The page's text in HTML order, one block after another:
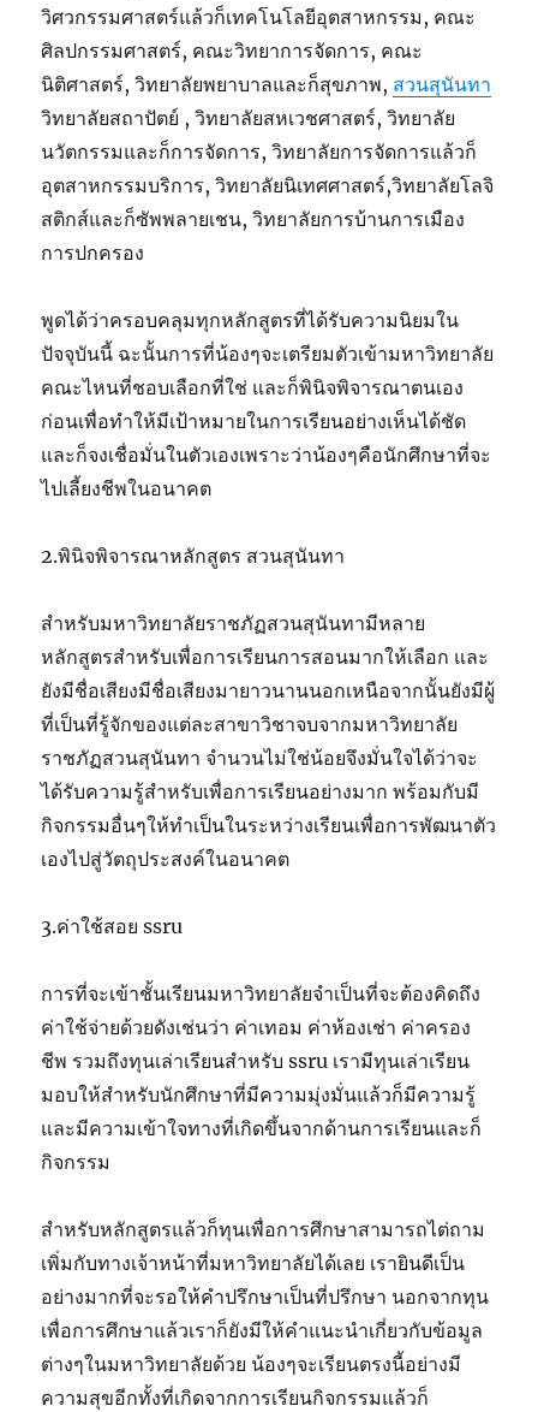
วิศวกรรมศาสตร์แล้วก็เทคโนโลยีอุตสาหกรรม, คณะ
ศิลปกรรมศาสตร์, คณะวิทยาการจัดการ, คณะ
นิติศาสตร์, วิทยาลัยพยาบาลและก็สุขภาพ, สวนสุนันทา
วิทยาลัยสถาปัตย์ , วิทยาลัยสหเวชศาสตร์, วิทยาลัย
นวัตกรรมและก็การจัดการ, วิทยาลัยการจัดการแล้วก็
อุตสาหกรรมบริการ, วิทยาลัยนิเทศศาสตร์,วิทยาลัยโลจิ
สติกส์และก็ซัพพลายเชน, วิทยาลัยการบ้านการเมือง
การปกครอง
พูดได้ว่าครอบคลุมทุกหลักสูตรที่ได้รับความนิยมใน
ปัจจุบันนี้ ฉะนั้นการที่น้องๆจะเตรียมตัวเข้ามหาวิทยาลัย
คณะไหนที่ชอบเลือกที่ใช่ และก็พินิจพิจารณาตนเอง
ก่อนเพื่อทำให้มีเป้าหมายในการเรียนอย่างเห็นได้ชัด
และก็จงเชื่อมั่นในตัวเองเพราะว่าน้องๆคือนักศึกษาที่จะ
ไปเลี้ยงชีพในอนาคต
2.พินิจพิจารณาหลักสูตร สวนสุนันทา
สำหรับมหาวิทยาลัยราชภัฏสวนสุนันทามีหลาย
หลักสูตรสำหรับเพื่อการเรียนการสอนมากให้เลือก และ
ยังมีชื่อเสียงมีชื่อเสียงมายาวนานนอกเหนือจากนั้นยังมีผู้
ที่เป็นที่รู้จักของแต่ละสาขาวิชาจบจากมหาวิทยาลัย
ราชภัฏสวนสุนันทา จำนวนไม่ใช่น้อยจึงมั่นใจได้ว่าจะ
ได้รับความรู้สำหรับเพื่อการเรียนอย่างมาก พร้อมกับมี
กิจกรรมอื่นๆให้ทำเป็นในระหว่างเรียนเพื่อการพัฒนาตัว
เองไปสู่วัตถุประสงค์ในอนาคต
3.ค่าใช้สอย ssru
การที่จะเข้าชั้นเรียนมหาวิทยาลัยจำเป็นที่จะต้องคิดถึง
ค่าใช้จ่ายด้วยดังเช่นว่า ค่าเทอม ค่าห้องเช่า ค่าครอง
ชีพ รวมถึงทุนเล่าเรียนสำหรับ ssru เรามีทุนเล่าเรียน
มอบให้สำหรับนักศึกษาที่มีความมุ่งมั่นแล้วก็มีความรู้
และมีความเข้าใจทางที่เกิดขึ้นจากด้านการเรียนและก็
กิจกรรม
สำหรับหลักสูตรแล้วก็ทุนเพื่อการศึกษาสามารถไต่ถาม
เพิ่มกับทางเจ้าหน้าที่มหาวิทยาลัยได้เลย เรายินดีเป็น
อย่างมากที่จะรอให้คำปรึกษาเป็นที่ปรึกษา นอกจากทุน
เพื่อการศึกษาแล้วเราก็ยังมีให้คำแนะนำเกี่ยวกับข้อมูล
ต่างๆในมหาวิทยาลัยด้วย น้องๆจะเรียนตรงนี้อย่างมี
ความสุขอีกทั้งที่เกิดจากการเรียนกิจกรรมแล้วก็